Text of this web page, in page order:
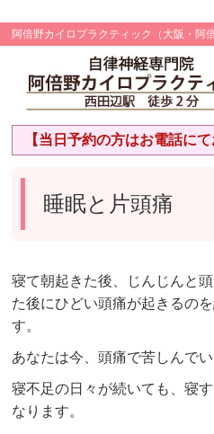
阿倍野カイロプラクティック（大阪・阿
【当日予約の方はお電話に
睡眠と片頭痛
寝て朝起きた後、じんじんと
た後にひどい頭痛が起きるの
す。
あなたは今、頭痛で苦しんで
寝不足の日々が続いても、寝
なります。